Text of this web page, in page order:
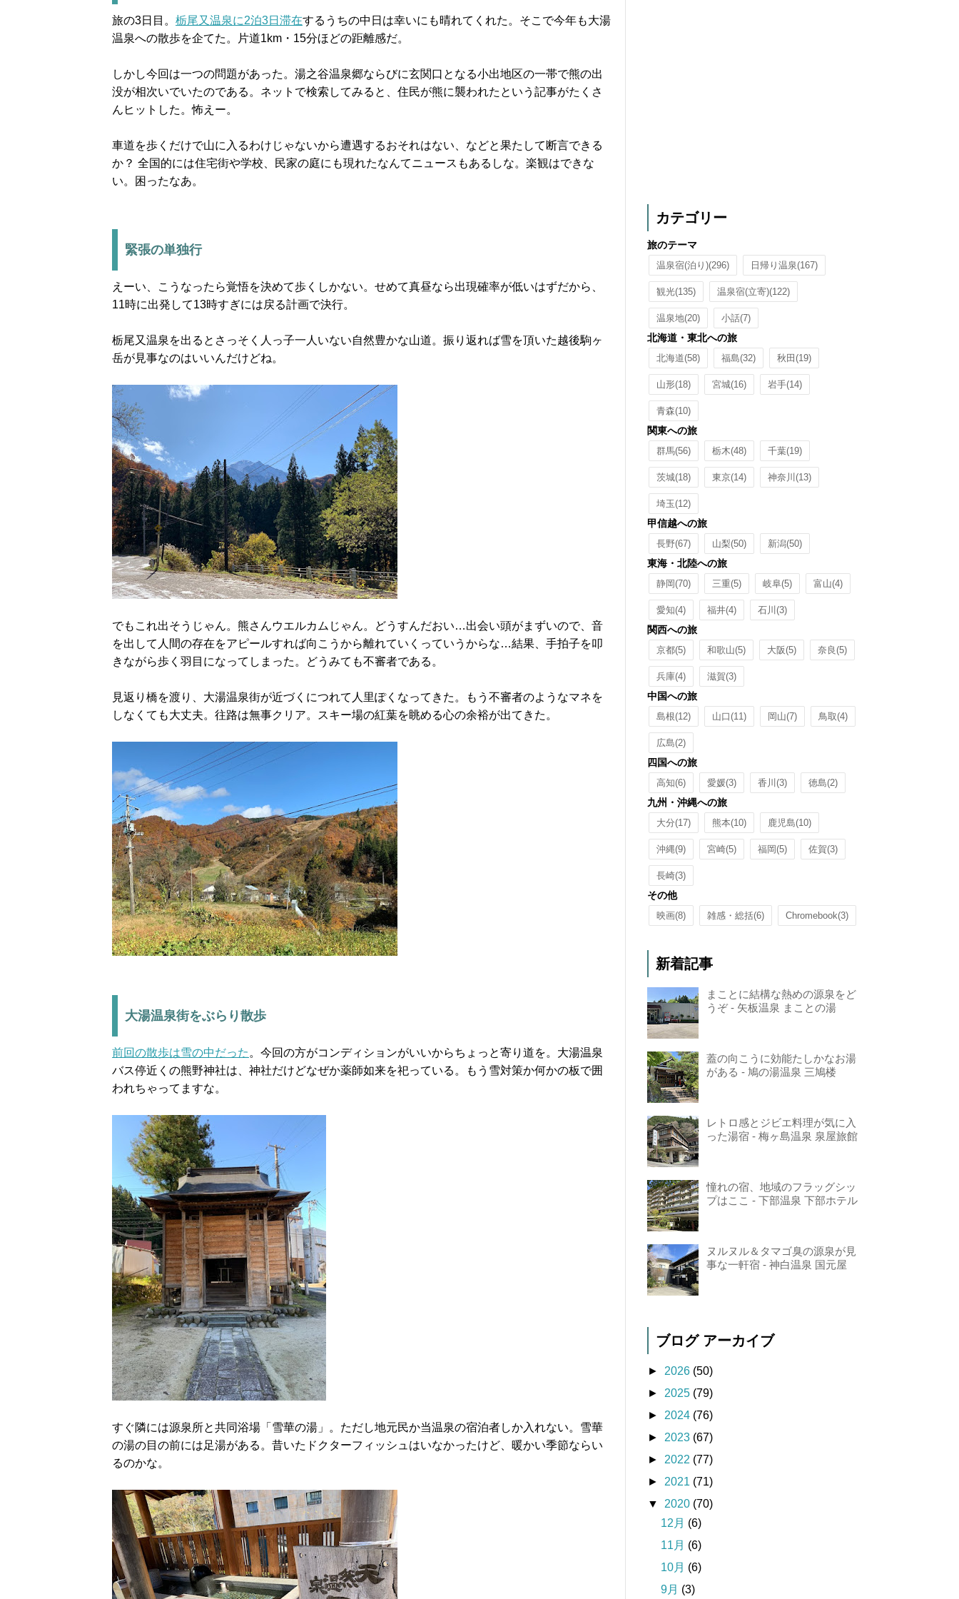
旅の3日目。 栃尾又温泉に2泊3日滞在するうちの中日は幸いにも晴れてくれた。そこで今年も大湯
温泉への散歩を企てた。片道1km・15分ほどの距離感だ。
しかし今回は一つの問題があった。湯之谷温泉郷ならびに玄関口となる小出地区の一帯で熊の出
没が相次いでいたのである。ネットで検索してみると、住民が熊に襲われたという記事がたくさ
んヒットした。怖えー。
車道を歩くだけで山に入るわけじゃないから遭遇するおそれはない、などと果たして断言できる
か？ 全国的には住宅街や学校、民家の庭にも現れたなんてニュースもあるしな。楽観はできな
い。困ったなあ。
緊張の単独行
えーい、こうなったら覚悟を決めて歩くしかない。せめて真昼なら出現確率が低いはずだから、
11時に出発して13時すぎには戻る計画で決行。
栃尾又温泉を出るとさっそく人っ子一人いない自然豊かな山道。振り返れば雪を頂いた越後駒ヶ
岳が見事なのはいいんだけどね。
でもこれ出そうじゃん。熊さんウエルカムじゃん。どうすんだおい…出会い頭がまずいので、音
を出して人間の存在をアピールすれば向こうから離れていくっていうからな…結果、手拍子を叩
きながら歩く羽目になってしまった。どうみても不審者である。
見返り橋を渡り、大湯温泉街が近づくにつれて人里ぽくなってきた。もう不審者のようなマネを
しなくても大丈夫。往路は無事クリア。スキー場の紅葉を眺める心の余裕が出てきた。
大湯温泉街をぶらり散歩
前回の散歩は雪の中だった 。今回の方がコンディションがいいからちょっと寄り道を。大湯温泉
バス停近くの熊野神社は、神社だけどなぜか薬師如来を祀っている。もう雪対策か何かの板で囲
われちゃってますな。
すぐ隣には源泉所と共同浴場「雪華の湯」。ただし地元民か当温泉の宿泊者しか入れない。雪華
の湯の目の前には足湯がある。昔いたドクターフィッシュはいなかったけど、暖かい季節ならい
るのかな。
カテゴリー
旅のテーマ
温泉宿(泊り)(296) 日帰り温泉(167)
観光(135) 温泉宿(立寄)(122)
温泉地(20) 小話(7)
北海道・東北への旅
北海道(58) 福島(32) 秋田 (19)
山形(18) 宮城(16) 岩手(14)
青森(10)
関東への旅
群馬(56) 栃木(48) 千葉(19)
茨城(18) 東京(14) 神奈川 (13)
埼玉(12)
甲信越への旅
長野(67) 山梨(50) 新潟(50)
東海・北陸への旅
静岡(70) 三重(5) 岐阜(5) 富山(4)
愛知(4) 福井(4) 石川 (3)
関西への旅
京都(5) 和歌山(5) 大阪(5) 奈良(5)
兵庫(4) 滋賀(3)
中国への旅
島根(12) 山口(11) 岡山(7) 鳥取(4)
広島(2)
四国への旅
高知(6) 愛媛(3) 香川 (3) 徳島(2)
九州・沖縄への旅
大分(17) 熊本(10) 鹿児島(10)
沖縄(9) 宮崎(5) 福岡(5) 佐賀(3)
長崎(3)
その他
映画(8) 雑感・総括(6) Chromebook(3)
新着記事
まことに結構な熱めの源泉をど
うぞ - 矢板温泉 まことの湯
蓋の向こうに効能たしかなお湯
がある - 鳩の湯温泉 三鳩楼
レトロ感とジビエ料理が気に入
った湯宿 - 梅ヶ島温泉 泉屋旅館
憧れの宿、地域のフラッグシッ
プはここ - 下部温泉 下部ホテル
ヌルヌル＆タマゴ臭の源泉が見
事な一軒宿 - 神白温泉 国元屋
ブログ アーカイブ
► 2026 (50)
► 2025 (79)
► 2024 (76)
► 2023 (67)
► 2022 (77)
► 2021 (71)
▼ 2020 (70)
12月 (6)
11月 (6)
10月 (6)
9月 (3)